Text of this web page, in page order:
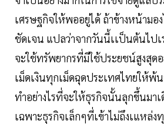
เศรษฐกิจให้พออยู่ได้ ถ้าข้างหน้ามอ
ชัดเจน แปลว่าจากวันนี้เเป็นต้นไปเ
จะใช้ทรัพยากรที่มีใช้ประยชน์สูงสุดอ
เม็ดเงินทุกเม็ดฉุดประเทศไทยให้พ้
ทำอย่างไรที่จะให้ธุรกิจนั้นลุกขึ้นมา
เฉพาะธุรกิจเล็กๆที่เข้าไม่ถึงเแหล่ง